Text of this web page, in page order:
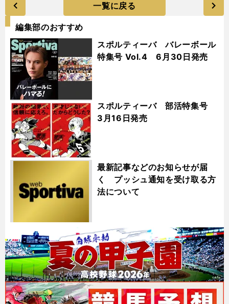
一覧に戻る
編集部のおすすめ
スポルティーバ バレーボール
特集号 Vol.4 6月30日発売
スポルティーバ 部活特集号
3月16日発売
最新記事などのお知らせが届
く プッシュ通知を受け取る方
法について